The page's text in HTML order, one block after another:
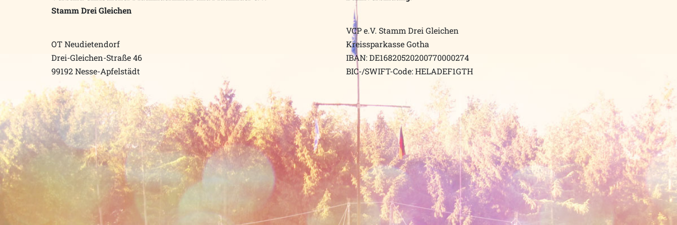
Stamm Drei Gleichen
OT Neudietendorf
Drei-Gleichen-Straße 46
99192 Nesse-Apfelstädt
VCP e.V. Stamm Drei Gleichen
Kreissparkasse Gotha
IBAN: DE16820520200770000274
BIC-/SWIFT-Code: HELADEF1GTH